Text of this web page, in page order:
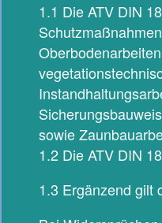
1.1 Die ATV DIN
sowie
1.2 Die ATV DIN
1.3 Ergänzend gilt